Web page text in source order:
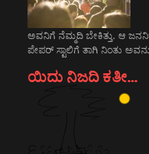
ಅವನಿಗೆ ನೆಮ್ಮದಿ ಬೇಕಿತ್ತು. ಆ
ಪೇಪರ್ ಸ್ಟಾಲಿಗೆ ತಾಗಿ ನಿಂತು
ಯಿದು ನಿಜದಿ ಕತೀ…